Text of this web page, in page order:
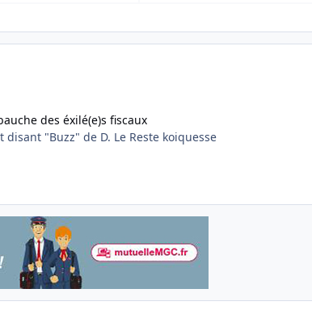
topic overview
des éxilé(e)s fiscaux
"Buzz" de D. Le Reste koiquesse